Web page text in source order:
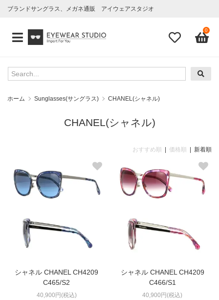
ブランドサングラス、メガネ通販 アイウェアスタジオ
0
ホーム Sunglasses(サングラス) CHANEL(シャネル)
CHANEL(シャネル)
おすすめ順 価格順 | 新着順
シャネル CHANEL CH4209
C465/S2
40,900円(税込)
シャネル CHANEL CH4209
C466/S1
40,900円(税込)